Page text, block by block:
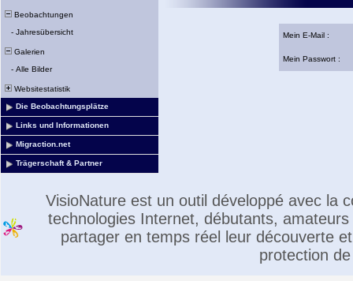
Beobachtungen
- Jahresübersicht
Galerien
- Alle Bilder
Websitestatistik
Die Beobachtungsplätze
Links und Informationen
Migraction.net
Trägerschaft & Partner
Mein E-Mail :
Mein Passwort :
VisioNature est un outil développé avec la
technologies Internet, débutants,
partager en temps réel leur découverte
protection